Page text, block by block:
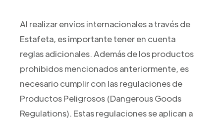
Al realizar envíos internacionales a través de
Estafeta, es importante tener en cuenta
reglas adicionales. Además de los productos
prohibidos mencionados anteriormente, es
necesario cumplir con las regulaciones de
Productos Peligrosos (Dangerous Goods
Regulations). Estas regulaciones se aplican a